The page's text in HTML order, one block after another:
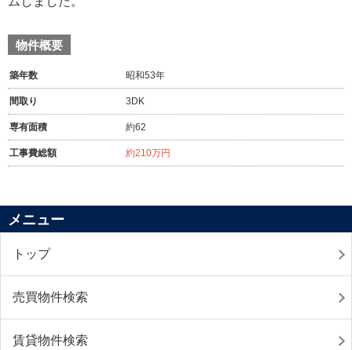
物件概要
築年数 昭和53年
間取り 3DK
専有面積 約62
工事費総額 約210万円
メニュー
トップ
売買物件検索
賃貸物件検索